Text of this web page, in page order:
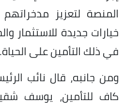
المنصة لتعزيز
خيارات جديدة للاستثمار
في ذلك التأمين على الحياة.
ومن جانبه، قال نائب
كاف للتأمين، يوسف